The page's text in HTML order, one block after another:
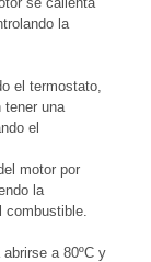
la
el termostato,
tener una
el
motor por
la
combustible.
a 80ºC y